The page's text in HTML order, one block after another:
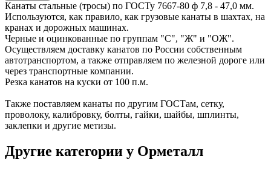
Канаты стальные (тросы) по ГОСТу 7667-80 ф 7,8 - 47,0 мм.
Используются, как правило, как грузовые канаты в шахтах, на
кранах и дорожных машинах.
Черные и оцинкованные по группам "С", "Ж" и "ОЖ".
Осуществляем доставку канатов по России собственным
автотранспортом, а также отправляем по железной дороге или
через транспортные компании.
Резка канатов на куски от 100 п.м.
Также поставляем канаты по другим ГОСТам, сетку,
проволоку, калибровку, болты, гайки, шайбы, шплинты,
заклепки и другие метизы.
Другие категории у Орметалл